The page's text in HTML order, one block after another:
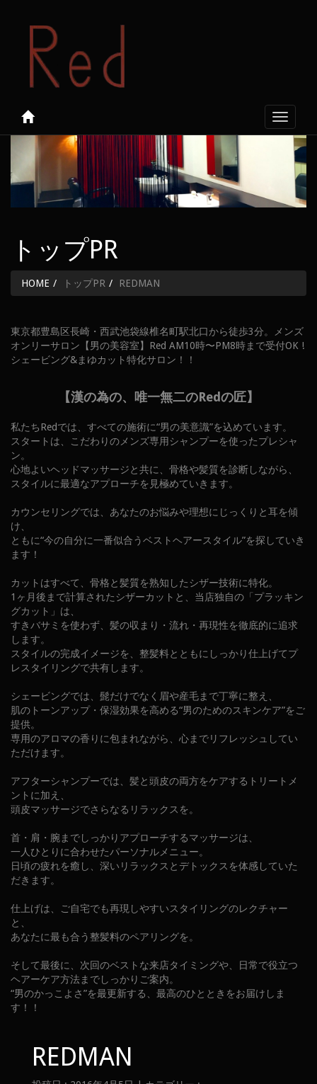
Toggle
トップPR
HOME トップPR REDMAN
東京都豊島区長崎・西武池袋線椎名町駅北口から徒歩3分。メンズ
オンリーサロン【男の美容室】Red AM10時〜PM8時まで受付OK !
シェービング&まゆカット特化サロン！！
【漢の為の、唯一無二のRedの匠】
私たちRedでは、すべての施術に“男の美意識”を込めています。
スタートは、こだわりのメンズ専用シャンプーを使ったプレシャ
ン。
心地よいヘッドマッサージと共に、骨格や髪質を診断しながら、
スタイルに最適なアプローチを見極めていきます。
カウンセリングでは、あなたのお悩みや理想にじっくりと耳を傾
け、
ともに“今の自分に一番似合うベストヘアースタイル”を探していき
ます！
カットはすべて、骨格と髪質を熟知したシザー技術に特化。
1ヶ月後まで計算されたシザーカットと、当店独自の「プラッキン
グカット」は、
すきバサミを使わず、髪の収まり・流れ・再現性を徹底的に追求
します。
スタイルの完成イメージを、整髪料とともにしっかり仕上げてプ
レスタイリングで共有します。
シェービングでは、髭だけでなく眉や産毛まで丁寧に整え、
肌のトーンアップ・保湿効果を高める“男のためのスキンケア”をご
提供。
専用のアロマの香りに包まれながら、心までリフレッシュしてい
ただけます。
アフターシャンプーでは、髪と頭皮の両方をケアするトリートメ
ントに加え、
頭皮マッサージでさらなるリラックスを。
首・肩・腕までしっかりアプローチするマッサージは、
一人ひとりに合わせたパーソナルメニュー。
日頃の疲れを癒し、深いリラックスとデトックスを体感していた
だきます。
仕上げは、ご自宅でも再現しやすいスタイリングのレクチャー
と、
あなたに最も合う整髪料のペアリングを。
そして最後に、次回のベストな来店タイミングや、日常で役立つ
ヘアーケア方法までしっかりご案内。
“男のかっこよさ”を最更新する、最高のひとときをお届けしま
す！！
REDMAN